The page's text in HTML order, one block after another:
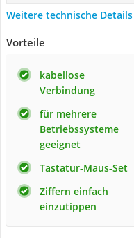
Weitere technische Details
Vorteile
kabellose
Verbindung
für mehrere
Betriebssysteme
geeignet
Tastatur-Maus-Set
Ziffern einfach
einzutippen